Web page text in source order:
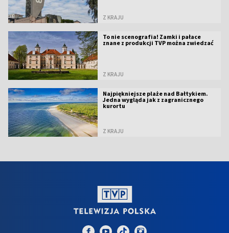
Z KRAJU
To nie scenografia! Zamki i pałace
znane z produkcji TVP można zwiedzać
Z KRAJU
Najpiękniejsze plaże nad Bałtykiem.
Jedna wygląda jak z zagranicznego
kurortu
Z KRAJU